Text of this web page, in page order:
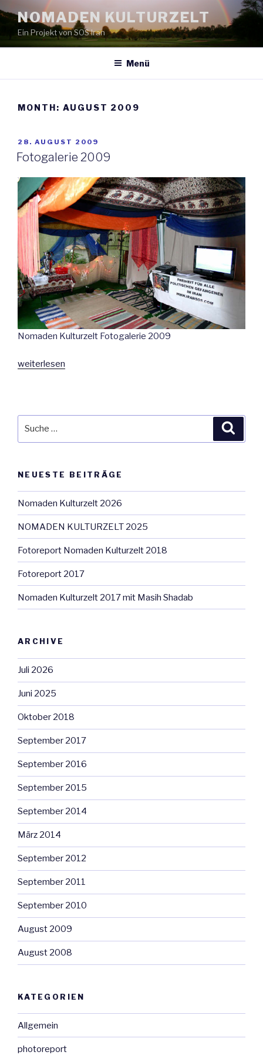
Inhalt
springen
NOMADEN KULTURZELT
Ein Projekt von SOS Iran
Menü
MONTH: AUGUST 2009
VERÖFFENTLICHT
AM
28. AUGUST 2009
Fotogalerie 2009
Nomaden Kulturzelt Fotogalerie 2009
„Fotogalerie
weiterlesen
NEUESTE BEITRÄGE
Nomaden Kulturzelt 2026
NOMADEN KULTURZELT 2025
Fotoreport Nomaden Kulturzelt 2018
Fotoreport 2017
Nomaden Kulturzelt 2017 mit Masih Shadab
ARCHIVE
Juli 2026
Juni 2025
Oktober 2018
September 2017
September 2016
September 2015
September 2014
März 2014
September 2012
September 2011
September 2010
August 2009
August 2008
KATEGORIEN
Allgemein
photoreport